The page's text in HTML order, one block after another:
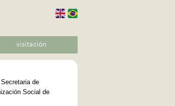
visitación
de
Social de